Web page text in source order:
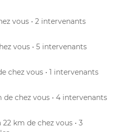
vous • 2 intervenants
vous • 5 intervenants
chez vous • 1 intervenants
de chez vous • 4 intervenants
22 km de chez vous • 3